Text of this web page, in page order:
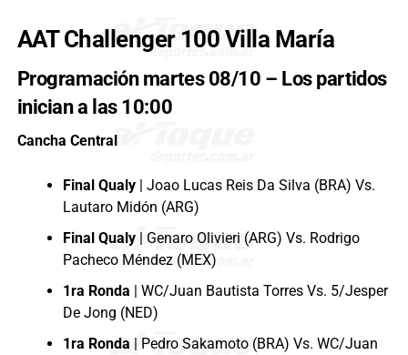
AAT Challenger 100 Villa María
Programación martes 08/10 – Los partidos
inician a las 10:00
Cancha Central
Final Qualy| Joao Lucas Reis Da Silva (BRA) Vs.
Lautaro Midón (ARG)
Final Qualy | Genaro Olivieri (ARG) Vs. Rodrigo
Pacheco Méndez (MEX)
1ra Ronda | WC/Juan Bautista Torres Vs. 5/Jesper
De Jong (NED)
1ra Ronda | Pedro Sakamoto (BRA) Vs. WC/Juan